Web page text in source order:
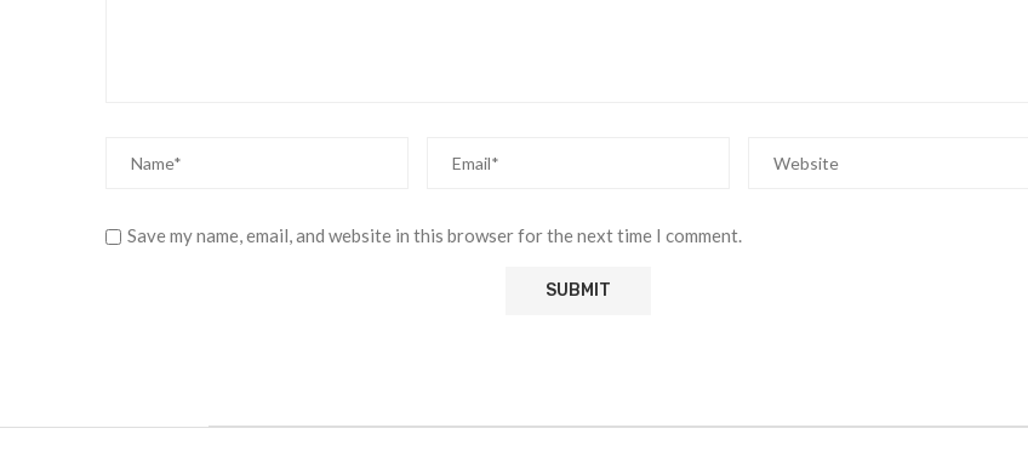
Save my name, email, and website in this browser for the next time I comment.